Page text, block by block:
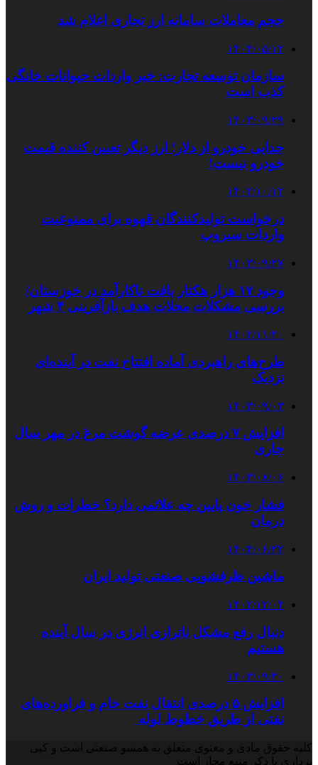
حجم معاملات سامانه ارز تجاری اعلام شد
۱۴۰۴/۰۵/۱۲
سازمان توسعه تجارت: خبر واردات حیوانات خانگی
کذب است
۱۴۰۳/۰۹/۲۹
جدایی خودرو از دلار؛ ارز دیگر تعیین کننده قیمت
خودرو نیست!
۱۴۰۲/۱۰/۱۲
درخواست تولیدکنندگان قهوه برای ممنوعیت
واردات سیروپ
۱۴۰۳/۰۹/۲۷
وجود ۱۷ هزار هکتار بافت ناکارآمد در خوزستان/
بررسی مشکلات محلات هدف بازآفرینی ۴ شهر
۱۴۰۲/۱۱/۲۰
طرح‌های راهبردی آماده افتتاح نفت در آینده‌ای
نزدیک
۱۴۰۳/۰۹/۰۳
افزایش ۷ درصدی عرضه گوشت مرغ در مهر سال
جاری
۱۴۰۳/۰۸/۰۶
فشار خون پایین چه علائمی دارد؟ خطرات و روش
درمان
۱۴۰۴/۰۶/۲۲
ماشین ظرفشویی صنعتی تولید ایران
۱۴۰۲/۱۲/۰۴
دنبال رفع مشکل ناترازی انرژی در سال آینده
هستیم
۱۴۰۳/۰۹/۳۰
افزایش ۵ درصدی انتقال نفت خام و فراورده‌های
نفتی از طریق خطوط لوله
کلیه حقوق مادی و معنوی متعلق به همسو صنعتی است و کپی
برداری با ذکر منبع مجاز است